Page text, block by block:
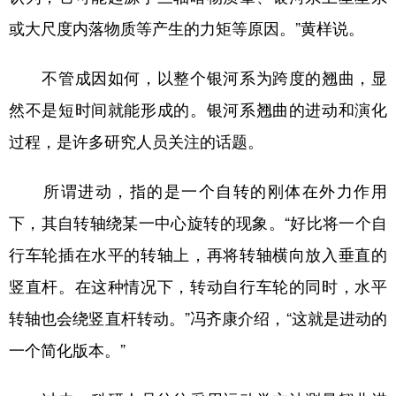
或大尺度内落物质等产生的力矩等原因。”黄样说。
不管成因如何，以整个银河系为跨度的翘曲，显
然不是短时间就能形成的。银河系翘曲的进动和演化
过程，是许多研究人员关注的话题。
所谓进动，指的是一个自转的刚体在外力作用
下，其自转轴绕某一中心旋转的现象。“好比将一个自
行车轮插在水平的转轴上，再将转轴横向放入垂直的
竖直杆。在这种情况下，转动自行车轮的同时，水平
转轴也会绕竖直杆转动。”冯齐康介绍，“这就是进动的
一个简化版本。”